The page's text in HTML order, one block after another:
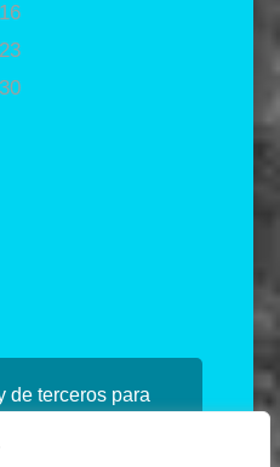
de terceros para
acepta su uso.
16
23
30